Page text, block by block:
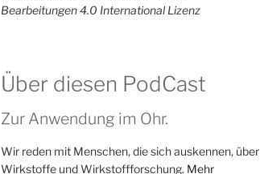
Bearbeitungen 4.0 International Lizenz
Über diesen PodCast
Zur Anwendung im Ohr.
Wir reden mit Menschen, die sich auskennen, über
Wirkstoffe und Wirkstoffforschung. Mehr